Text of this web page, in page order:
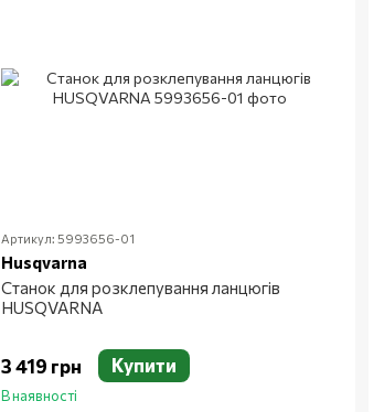
Артикул: 5993656-01
Husqvarna
Станок для розклепування ланцюгів
HUSQVARNA
3 419 грн Купити
В наявності